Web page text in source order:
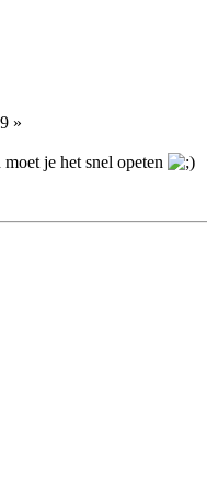
»
je het snel opeten